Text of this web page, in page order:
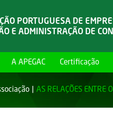
PORTUGUESA DE
E ADMINISTRAÇÃO DE
A APEGAC Certificação
AS RELAÇÕES ENTRE